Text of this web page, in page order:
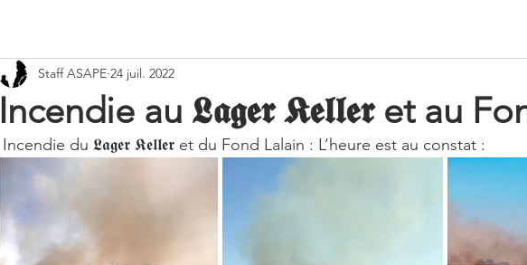
Incendie au 𝕷𝖆𝖌𝖊𝖗 𝕶𝖊𝖑𝖑𝖊𝖗 et au
Staff ASAPE 24 juil. 2022
Incendie du 𝕷𝖆𝖌𝖊𝖗 𝕶𝖊𝖑𝖑𝖊𝖗 et du Fond Lalain : L’heure est au constat :